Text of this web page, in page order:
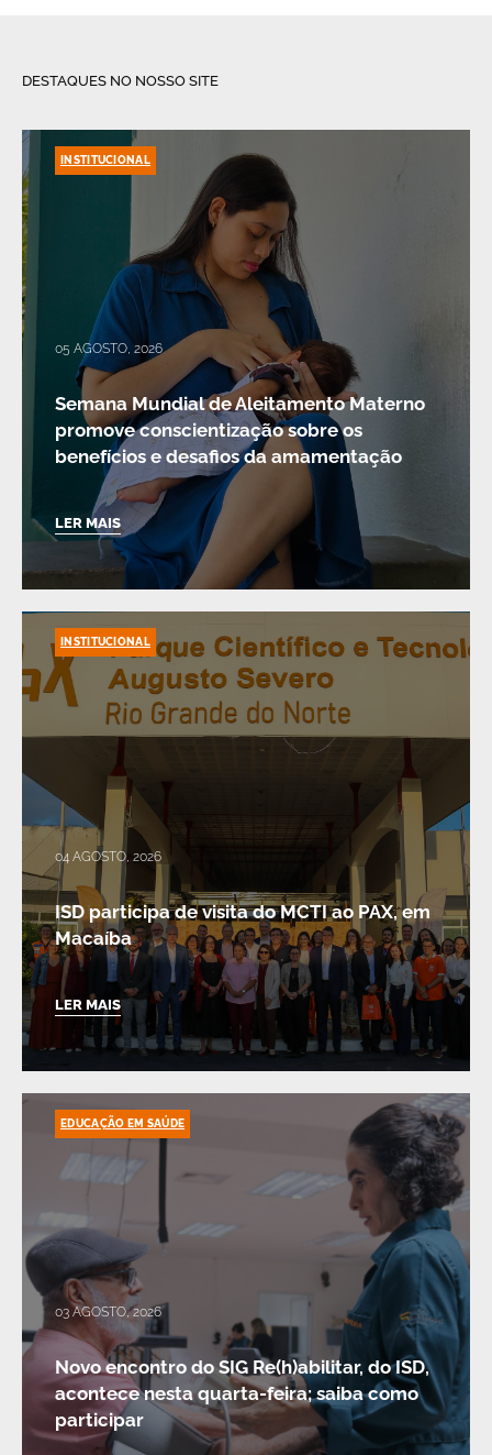
DESTAQUES NO NOSSO SITE
05 AGOSTO, 2026
Semana Mundial de Aleitamento Materno
promove conscientização sobre os
benefícios e desafios da amamentação
LER MAIS
INSTITUCIONAL
04 AGOSTO, 2026
ISD participa de visita do MCTI ao PAX, em
Macaíba
LER MAIS
INSTITUCIONAL
03 AGOSTO, 2026
Novo encontro do SIG Re(h)abilitar, do ISD,
acontece nesta quarta-feira; saiba como
participar
EDUCAÇÃO EM SAÚDE